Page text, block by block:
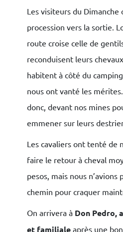
Les visiteurs du
procession vers la sortie.
route croise celle de
reconduisent leurs
habitent à côté du
nous ont vanté les
donc, devant nos mines
emmener sur leurs
Les cavaliers ont tenté de
faire le retour à cheval
pesos, mais nous n’avions
chemin pour craquer
On arrivera à Don Pedro,
et familialeaprès une